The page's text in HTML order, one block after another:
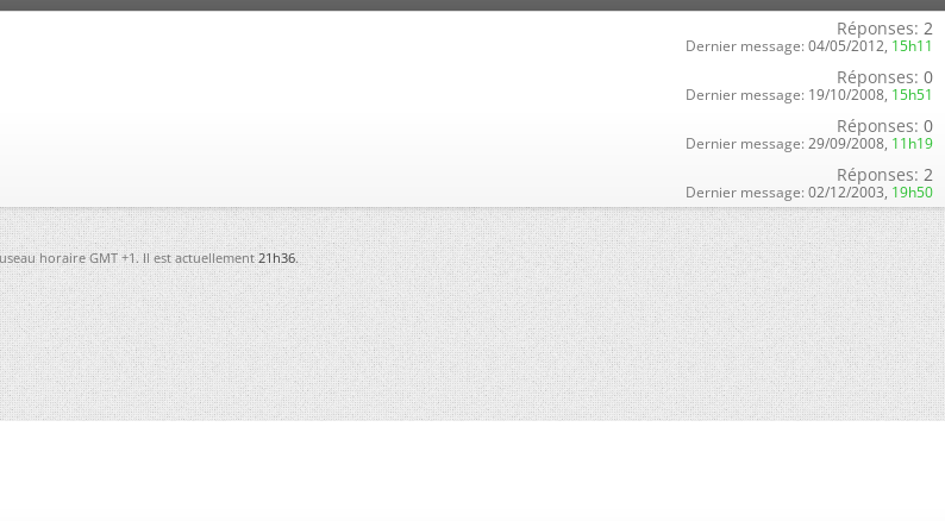
Réponses: 2
Dernier message: 04/05/2012, 15h11
Réponses: 0
Dernier message: 19/10/2008, 15h51
Réponses: 0
Dernier message: 29/09/2008, 11h19
Réponses: 2
Dernier message: 02/12/2003, 19h50
horaire GMT +1. Il est actuellement21h36.